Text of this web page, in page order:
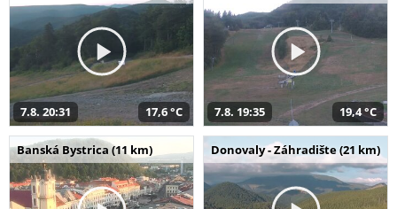
7.8. 20:31 17,6 °C 7.8. 19:35 19,4 °C
Banská Bystrica (11 km) Donovaly - Záhradište (21 km)